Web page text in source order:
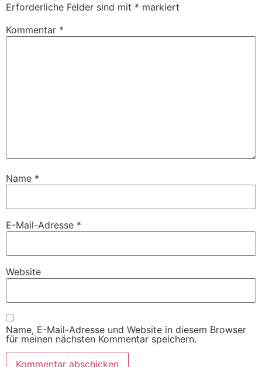
Erforderliche Felder sind mit * markiert
Kommentar *
Name *
E-Mail-Adresse *
Website
Name, E-Mail-Adresse und Website in diesem Browser
für meinen nächsten Kommentar speichern.